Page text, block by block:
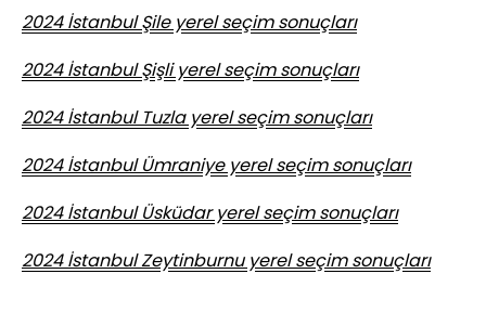
2024 İstanbul Şile yerel seçim sonuçları
2024 İstanbul Şişli yerel seçim sonuçları
2024 İstanbul Tuzla yerel seçim sonuçları
2024 İstanbul Ümraniye yerel seçim sonuçları
2024 İstanbul Üsküdar yerel seçim sonuçları
2024 İstanbul Zeytinburnu yerel seçim sonuçları